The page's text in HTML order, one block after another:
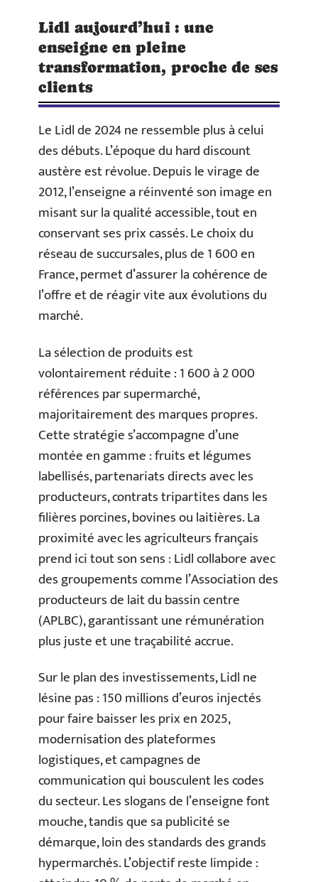
Lidl aujourd’hui : une
enseigne en pleine
transformation, proche de ses
clients
Le Lidl de 2024 ne ressemble plus à celui
des débuts. L’époque du hard discount
austère est révolue. Depuis le virage de
2012, l’enseigne a réinventé son image en
misant sur la qualité accessible, tout en
conservant ses prix cassés. Le choix du
réseau de succursales, plus de 1 600 en
France, permet d’assurer la cohérence de
l’offre et de réagir vite aux évolutions du
marché.
La sélection de produits est
volontairement réduite : 1 600 à 2 000
références par supermarché,
majoritairement des marques propres.
Cette stratégie s’accompagne d’une
montée en gamme : fruits et légumes
labellisés, partenariats directs avec les
producteurs, contrats tripartites dans les
filières porcines, bovines ou laitières. La
proximité avec les agriculteurs français
prend ici tout son sens : Lidl collabore avec
des groupements comme l’Association des
producteurs de lait du bassin centre
(APLBC), garantissant une rémunération
plus juste et une traçabilité accrue.
Sur le plan des investissements, Lidl ne
lésine pas : 150 millions d’euros injectés
pour faire baisser les prix en 2025,
modernisation des plateformes
logistiques, et campagnes de
communication qui bousculent les codes
du secteur. Les slogans de l’enseigne font
mouche, tandis que sa publicité se
démarque, loin des standards des grands
hypermarchés. L’objectif reste limpide :